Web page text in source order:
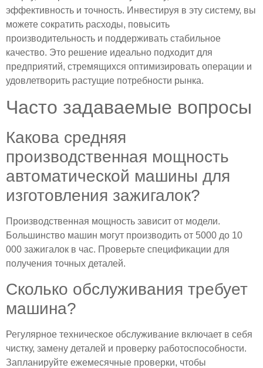
эффективность и точность. Инвестируя в эту систему, вы
можете сократить расходы, повысить
производительность и поддерживать стабильное
качество. Это решение идеально подходит для
предприятий, стремящихся оптимизировать операции и
удовлетворить растущие потребности рынка.
Часто задаваемые вопросы
Какова средняя
производственная мощность
автоматической машины для
изготовления зажигалок?
Производственная мощность зависит от модели.
Большинство машин могут производить от 5000 до 10
000 зажигалок в час. Проверьте спецификации для
получения точных деталей.
Сколько обслуживания требует
машина?
Регулярное техническое обслуживание включает в себя
чистку, замену деталей и проверку работоспособности.
Запланируйте ежемесячные проверки, чтобы